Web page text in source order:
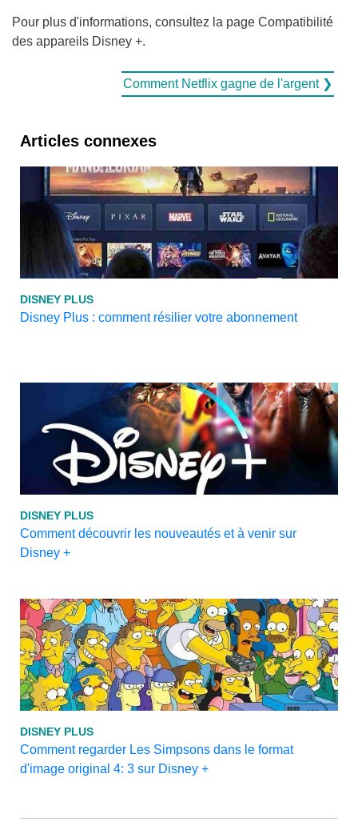
Pour plus d'informations, consultez la page Compatibilité
des appareils Disney +.
Comment Netflix gagne de l'argent ❯
Articles connexes
DISNEY PLUS
Disney Plus : comment résilier votre abonnement
DISNEY PLUS
Comment découvrir les nouveautés et à venir sur
Disney +
DISNEY PLUS
Comment regarder Les Simpsons dans le format
d'image original 4: 3 sur Disney +